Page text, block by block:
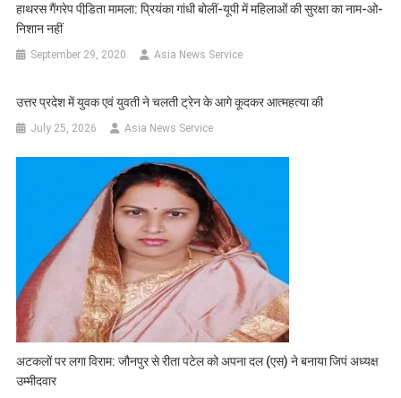
हाथरस गैंगरेप पीडि़ता मामला: प्रियंका गांधी बोलीं-यूपी में महिलाओं की सुरक्षा का नाम-ओ-
निशान नहीं
September 29, 2020 Asia News Service
उत्तर प्रदेश में युवक एवं युवती ने चलती ट्रेन के आगे कूदकर आत्महत्या की
July 25, 2026 Asia News Service
अटकलों पर लगा विराम: जौनपुर से रीता पटेल को अपना दल (एस) ने बनाया जिपं अध्यक्ष
उम्मीदवार